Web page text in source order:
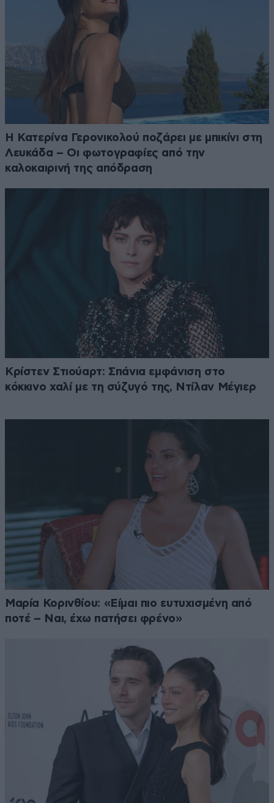
Η Κατερίνα Γερονικολού ποζάρει με μπικίνι στη
Λευκάδα – Οι φωτογραφίες από την
καλοκαιρινή της απόδραση
Κρίστεν Στιούαρτ: Σπάνια εμφάνιση στο
κόκκινο χαλί με τη σύζυγό της, Ντίλαν Μέγιερ
Μαρία Κορινθίου: «Είμαι πιο ευτυχισμένη από
ποτέ – Ναι, έχω πατήσει φρένο»